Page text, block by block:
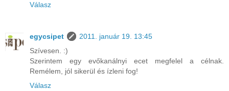
Válasz
egycsipet
2011. január 19. 13:45
Szívesen. :)
Szerintem egy evőkanálnyi ecet megfelel a célnak.
Remélem, jól sikerül és ízleni fog!
Válasz